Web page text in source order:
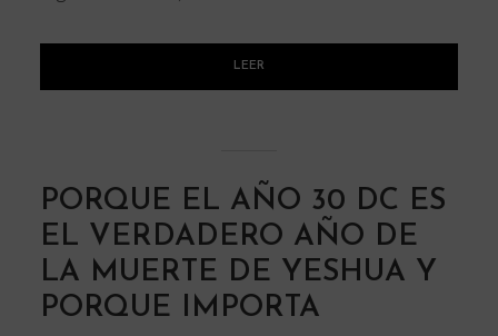
LEER
PORQUE EL AÑO 30 DC ES
EL VERDADERO AÑO DE
LA MUERTE DE YESHUA Y
PORQUE IMPORTA